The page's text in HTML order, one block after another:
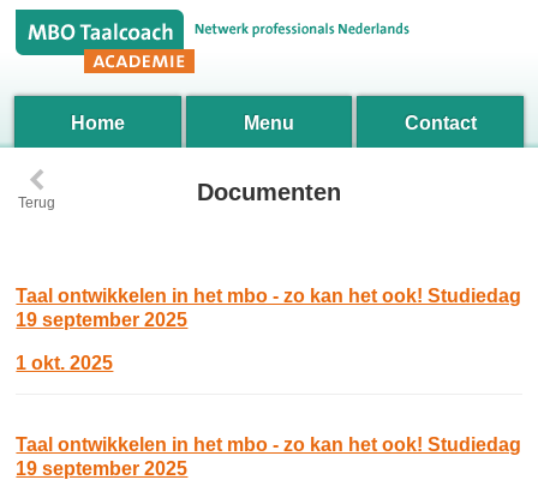
Home Menu Contact
‹
Terug Documenten
Taal ontwikkelen in het mbo - zo kan het ook! Studiedag
19 september 2025
1 okt. 2025
Taal ontwikkelen in het mbo - zo kan het ook! Studiedag
19 september 2025